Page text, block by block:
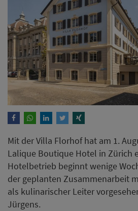
Mit der Villa Florhof hat am 1.
Lalique Boutique Hotel in Zürich
Hotelbetrieb beginnt wenige
der geplanten Zusammenarbeit
als kulinarischer Leiter
Jürgens.